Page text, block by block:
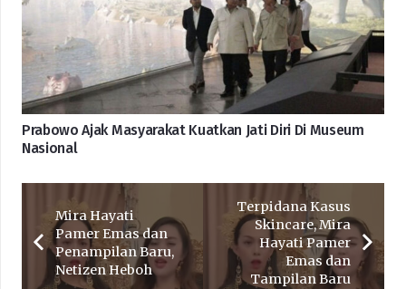
Prabowo Ajak Masyarakat Kuatkan Jati Diri Di Museum
Nasional
Mira Hayati
Pamer Emas dan
Penampilan Baru,
Netizen Heboh
Terpidana Kasus
Skincare, Mira
Hayati Pamer
Emas dan
Tampilan Baru